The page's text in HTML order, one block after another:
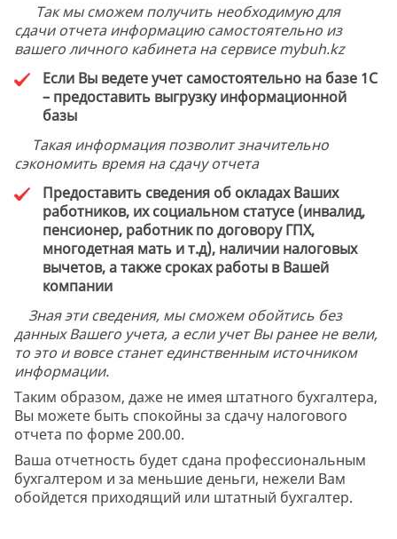
Так мы сможем получить необходимую для
сдачи отчета информацию самостоятельно из
вашего личного кабинета на сервисе mybuh.kz
Если Вы ведете учет самостоятельно на базе 1С
– предоставить выгрузку информационной
базы
Такая информация позволит значительно
сэкономить время на сдачу отчета
Предоставить сведения об окладах Ваших
работников, их социальном статусе (инвалид,
пенсионер, работник по договору ГПХ,
многодетная мать и т.д), наличии налоговых
вычетов, а также сроках работы в Вашей
компании
Зная эти сведения, мы сможем обойтись без
данных Вашего учета, а если учет Вы ранее не вели,
то это и вовсе станет единственным источником
информации.
Таким образом, даже не имея штатного бухгалтера,
Вы можете быть спокойны за сдачу налогового
отчета по форме 200.00.
Ваша отчетность будет сдана профессиональным
бухгалтером и за меньшие деньги, нежели Вам
обойдется приходящий или штатный бухгалтер.